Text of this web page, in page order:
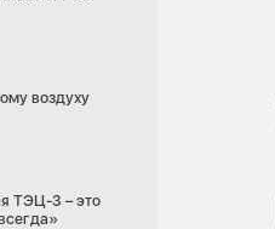
воздуху
ТЭЦ-3 – это